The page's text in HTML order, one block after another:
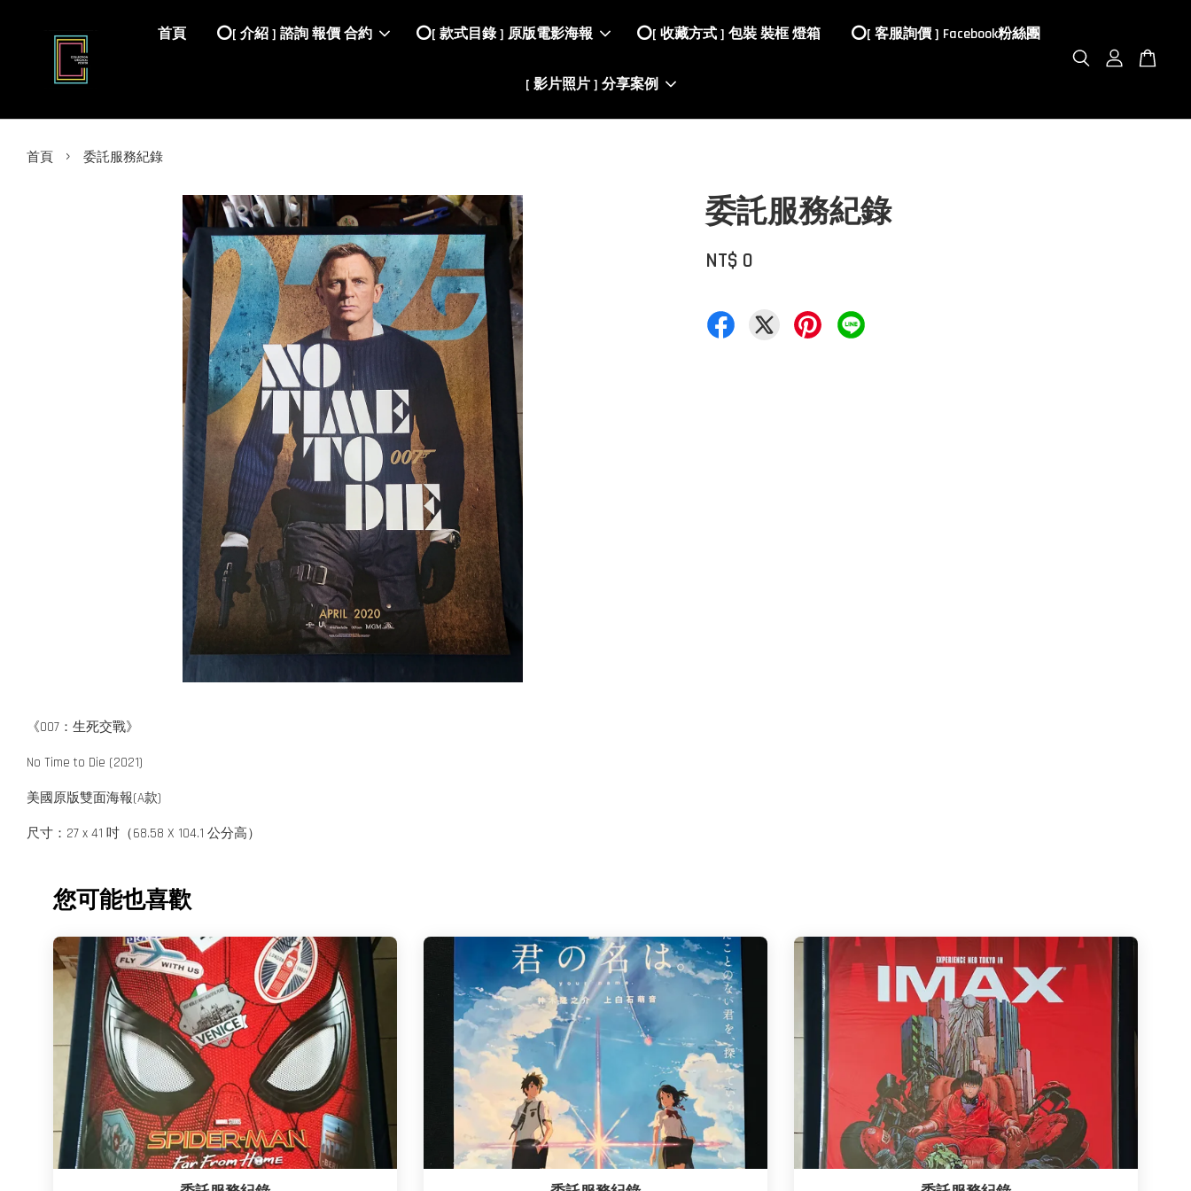
首頁 ⭕️[ 介紹 ] 諮詢 報價 合約 ⭕️[ 款式目錄 ] 原版電影海報 ⭕️[ 收藏方式 ] 包裝 裝框 燈箱 ⭕️[ 客服詢價 ] Facebook粉絲團
[ 影片照片 ] 分享案例
首頁 › 委託服務紀錄
委託服務紀錄
NT$ 0
《007：生死交戰》
No Time to Die (2021)
美國原版雙面海報(A款)
尺寸：27 x 41 吋（68.58 X 104.1 公分高）
您可能也喜歡